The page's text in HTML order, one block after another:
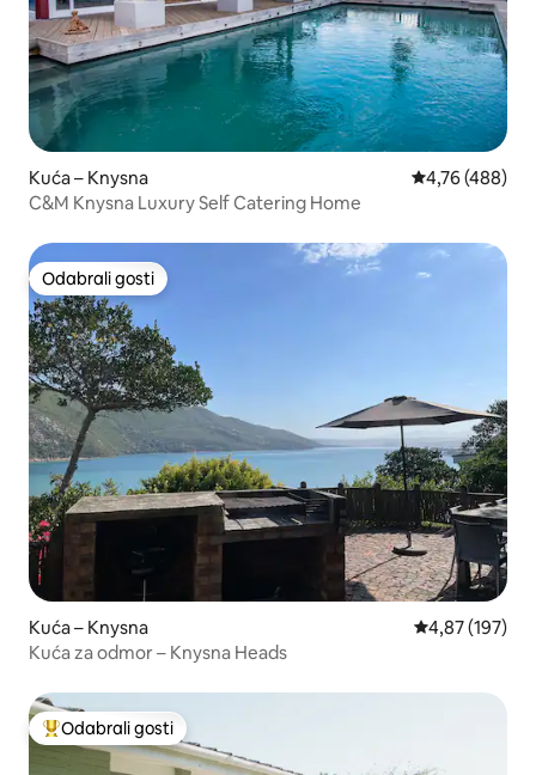
Kuća – Knysna Prosječna
4,76 (488)
C&M Knysna Luxury Self Catering Home
Odabrali gosti
Odabrali gosti
Kuća – Knysna Prosječna
4,87 (197)
Kuća za odmor – Knysna Heads
Među najviše rangiranima s oznakom „Odabrali gosti”
Odabrali gosti